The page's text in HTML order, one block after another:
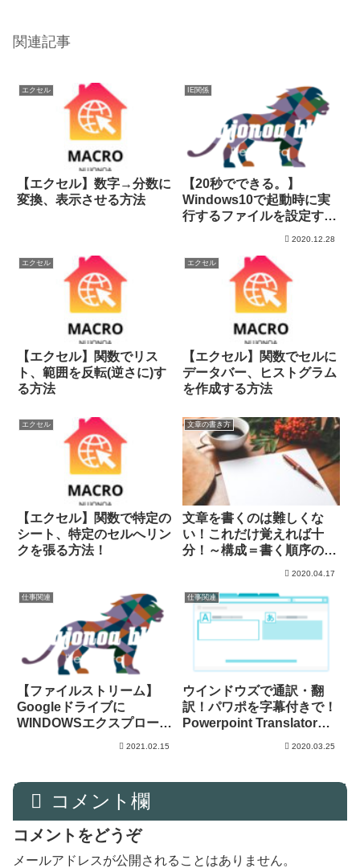
関連記事
エクセル
【エクセル】数字→分数に
変換、表示させる方法
IE関係
【20秒でできる。】
Windows10で起動時に実
行するファイルを設定する
2020.12.28
エクセル
【エクセル】関数でリス
ト、範囲を反転(逆さに)す
る方法
エクセル
【エクセル】関数でセルに
データバー、ヒストグラム
を作成する方法
エクセル
【エクセル】関数で特定の
シート、特定のセルへリン
クを張る方法！
文章の書き方
文章を書くのは難しくな
い！これだけ覚えれば十
分！～構成＝書く順序のテ
2020.04.17
仕事関連
【ファイルストリーム】
Googleドライブに
WINDOWSエクスプローラ
2021.02.15
仕事関連
ウインドウズで通訳・翻
訳！パワポを字幕付きで！
Powerpoint Translator！
2020.03.25
コメント欄
コメントをどうぞ
メールアドレスが公開されることはありません。